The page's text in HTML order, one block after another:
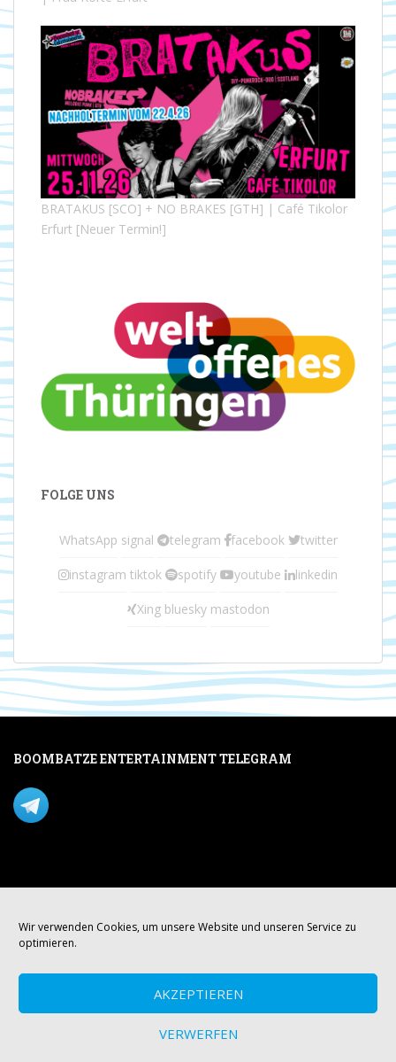
Wir verwenden Cookies, um unsere Website und unseren Service zu
optimieren.
AKZEPTIEREN
VERWERFEN
BRATAKUS [SCO] + NO BRAKES [GTH] | Café Tikolor
Erfurt [Neuer Termin!]
FOLGE UNS
WhatsApp signal telegram facebook twitter
instagram tiktok spotify youtube linkedin
Xing bluesky mastodon
BOOMBATZE ENTERTAINMENT TELEGRAM